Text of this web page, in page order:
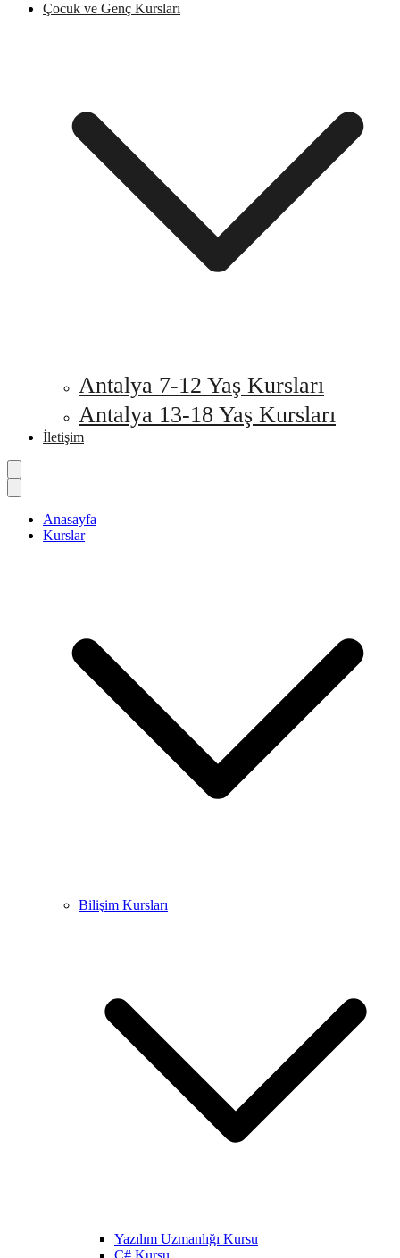
Çocuk ve Genç Kursları
Antalya 7-12 Yaş Kursları
Antalya 13-18 Yaş Kursları
İletişim
Anasayfa
Kurslar
Bilişim Kursları
Yazılım Uzmanlığı Kursu
C# Kursu